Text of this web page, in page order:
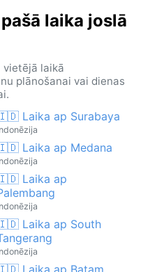
laika joslā
vietējā laikā
plānošanai vai dienas
Laika ap Surabaya
Laika ap Medana
Laika ap
Laika ap South
Laika ap Batam